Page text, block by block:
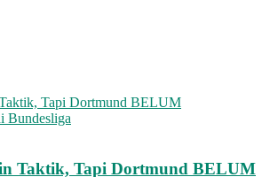
Taktik, Tapi Dortmund BELUM